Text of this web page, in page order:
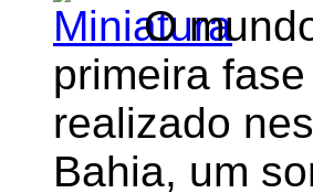
O
primeira
realizado
Bahia, um